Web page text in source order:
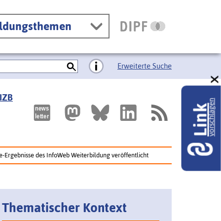
Erweiterte Suche
des InfoWeb Weiterbildung veröffentlicht
Thematischer Kontext
Linkvorschlagen